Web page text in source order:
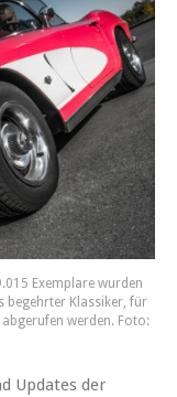
Exemplare wurden
begehrter Klassiker, für
werden. Foto:
Updates der